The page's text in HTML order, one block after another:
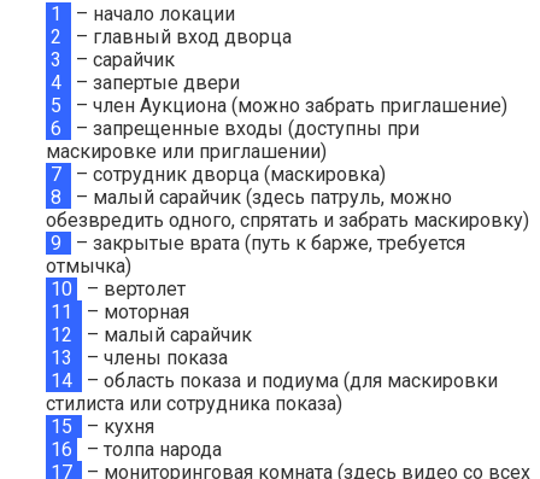
1
– начало локации
2
– главный вход дворца
3
– сарайчик
4
– запертые двери
5
– член Аукциона (можно забрать приглашение)
6
– запрещенные входы (доступны при
маскировке или приглашении)
7
– сотрудник дворца (маскировка)
8
– малый сарайчик (здесь патруль, можно
обезвредить одного, спрятать и забрать маскировку)
9
– закрытые врата (путь к барже, требуется
отмычка)
10
– вертолет
11
– моторная
12
– малый сарайчик
13
– члены показа
14
– область показа и подиума (для маскировки
стилиста или сотрудника показа)
15
– кухня
16
– толпа народа
17
– мониторинговая комната (здесь видео со всех